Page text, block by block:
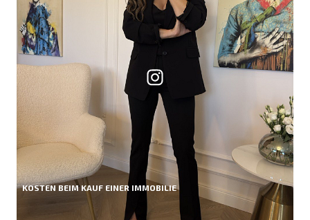
KOSTEN BEIM KAUF EINER IMMOBILIE